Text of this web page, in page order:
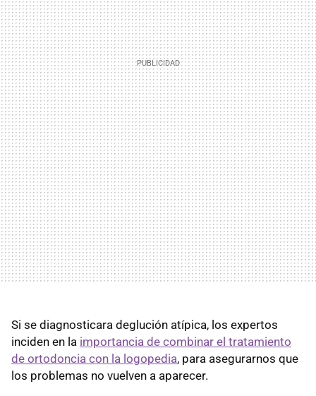
Si se diagnosticara deglución atípica, los expertos
inciden en la importancia de combinar el tratamiento
de ortodoncia con la logopedia, para asegurarnos que
los problemas no vuelven a aparecer.